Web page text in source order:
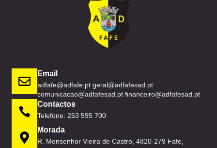
Email
adfafe@adfafe.pt geral@adfafesad.pt
comunicacao@adfafesad.pt financeiro@adfafesad.pt
Contactos
Telefone: 253 595 700
Morada
R. Monsenhor Vieira de Castro, 4820-279 Fafe,